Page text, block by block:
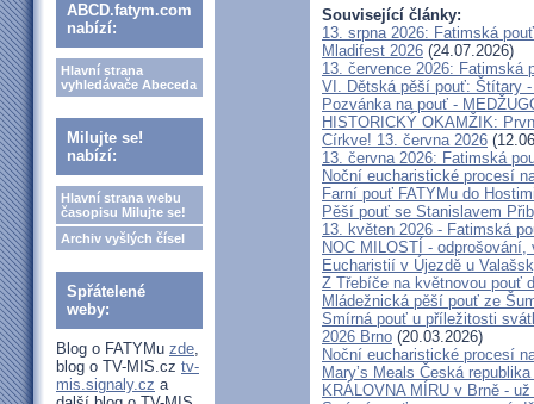
ABCD.fatym.com
nabízí:
Hlavní strana
vyhledávače Abeceda
Milujte se!
nabízí:
Hlavní strana webu
časopisu Milujte se!
Archiv vyšlých čísel
Spřátelené
weby:
Blog o FATYMu zde,
blog o TV-MIS.cz tv-
mis.signaly.cz a
Související články:
13. srpna 2026: Fatimská
Mladifest 2026 (24.07.2026)
13. července 2026: Fatimská
VI. Dětská pěší pouť: Štítary
Pozvánka na pouť -
HISTORICKÝ OKAMŽIK:
Církve! 13. června 2026
13. června 2026: Fatimská
Noční eucharistické procesí
Farní pouť FATYMu do
Pěší pouť se Stanislavem
13. květen 2026 - Fatimská
NOC MILOSTÍ -
Eucharistií v Újezdě u
Z Třebíče na květnovou pouť
Mládežnická pěší pouť ze
Smírná pouť u příležitosti
2026 Brno (20.03.2026)
Noční eucharistické procesí
Mary’s Meals Česká
KRÁLOVNA MÍRU v Brně -